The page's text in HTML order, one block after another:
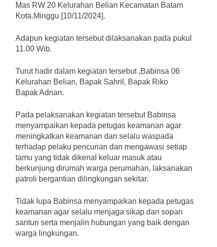
Mas RW 20 Kelurahan Belian Kecamatan Batam
Kota.Minggu [10/11/2024].
Adapun kegiatan tersebut dilaksanakan pada pukul
11.00 Wib.
Turut hadir dalam kegiatan tersebut ,Babinsa 06
Kelurahan Belian, Bapak Sahril, Bapak Riko
Bapak Adnan.
Pada pelaksanakan kegiatan tersebut Babinsa
menyampaikan kepada petugas keamanan agar
meningkatkan keamanan dan selalu waspada
terhadap pelaku pencurian dan mengawasi setiap
tamu yang tidak dikenal keluar masuk atau
berkunjung dirumah warga perumahan, laksanakan
patroli bergantian dilingkungan sekitar.
Tidak lupa Babinsa menyampaikan kepada petugas
keamanan agar selalu menjaga sikap dan sopan
santun serta menjalin hubungan yang baik dengan
warga lingkungan.